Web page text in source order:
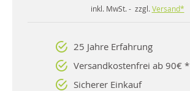
inkl. MwSt. - zzgl. Versand*
25 Jahre Erfahrung
Versandkostenfrei ab 90€ *
Sicherer Einkauf